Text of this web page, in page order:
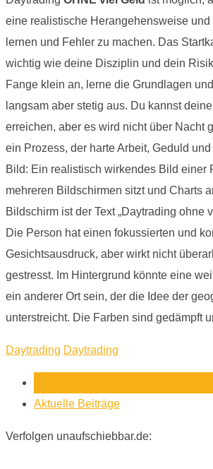
eine realistische Herangehensweise und
lernen und Fehler zu machen. Das
wichtig wie deine Disziplin und dein
Fange klein an, lerne die Grundlagen
langsam aber stetig aus. Du kannst
erreichen, aber es wird nicht über Nacht
ein Prozess, der harte Arbeit, Geduld
Bild: Ein realistisch wirkendes Bild einer
mehreren Bildschirmen sitzt und Charts
Bildschirm ist der Text „Daytrading ohne
Die Person hat einen fokussierten und
Gesichtsausdruck, aber wirkt nicht
gestresst. Im Hintergrund könnte eine
ein anderer Ort sein, der die Idee der
unterstreicht. Die Farben sind gedämpft
Daytrading Daytrading
Aktuelle Beiträge
Verfolgen unaufschiebbar.de: